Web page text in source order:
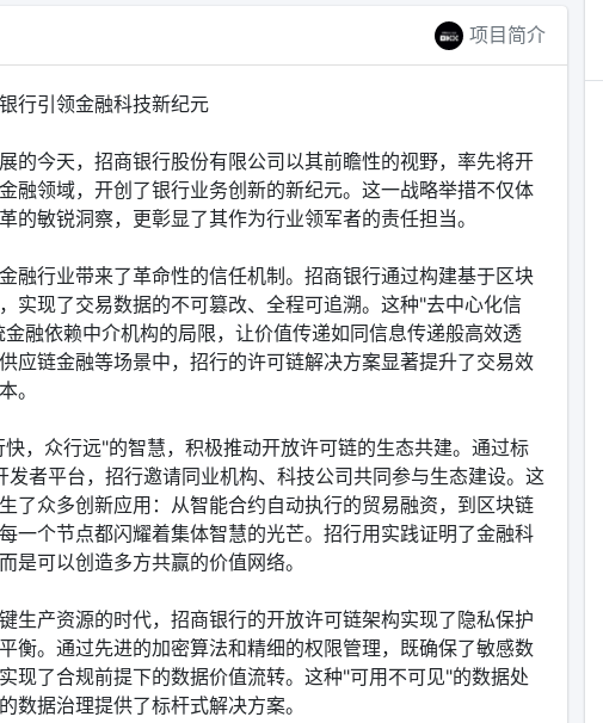
项目简介
行引领金融科技新纪元
的今天，招商银行股份有限公司以其前瞻性的视野，率先将开
融领域，开创了银行业务创新的新纪元。这一战略举措不仅体
的敏锐洞察，更彰显了其作为行业领军者的责任担当。
融行业带来了革命性的信任机制。招商银行通过构建基于区块
实现了交易数据的不可篡改、全程可追溯。这种"去中心化信
融依赖中介机构的局限，让价值传递如同信息传递般高效透
应链金融等场景中，招行的许可链解决方案显著提升了交易效
。
，众行远"的智慧，积极推动开放许可链的生态共建。通过标
发者平台，招行邀请同业机构、科技公司共同参与生态建设。这
了众多创新应用：从智能合约自动执行的贸易融资，到区块链
一个节点都闪耀着集体智慧的光芒。招行用实践证明了金融科
是可以创造多方共赢的价值网络。
生产资源的时代，招商银行的开放许可链架构实现了隐私保护
衡。通过先进的加密算法和精细的权限管理，既确保了敏感数
现了合规前提下的数据价值流转。这种"可用不可见"的数据处
数据治理提供了标杆式解决方案。